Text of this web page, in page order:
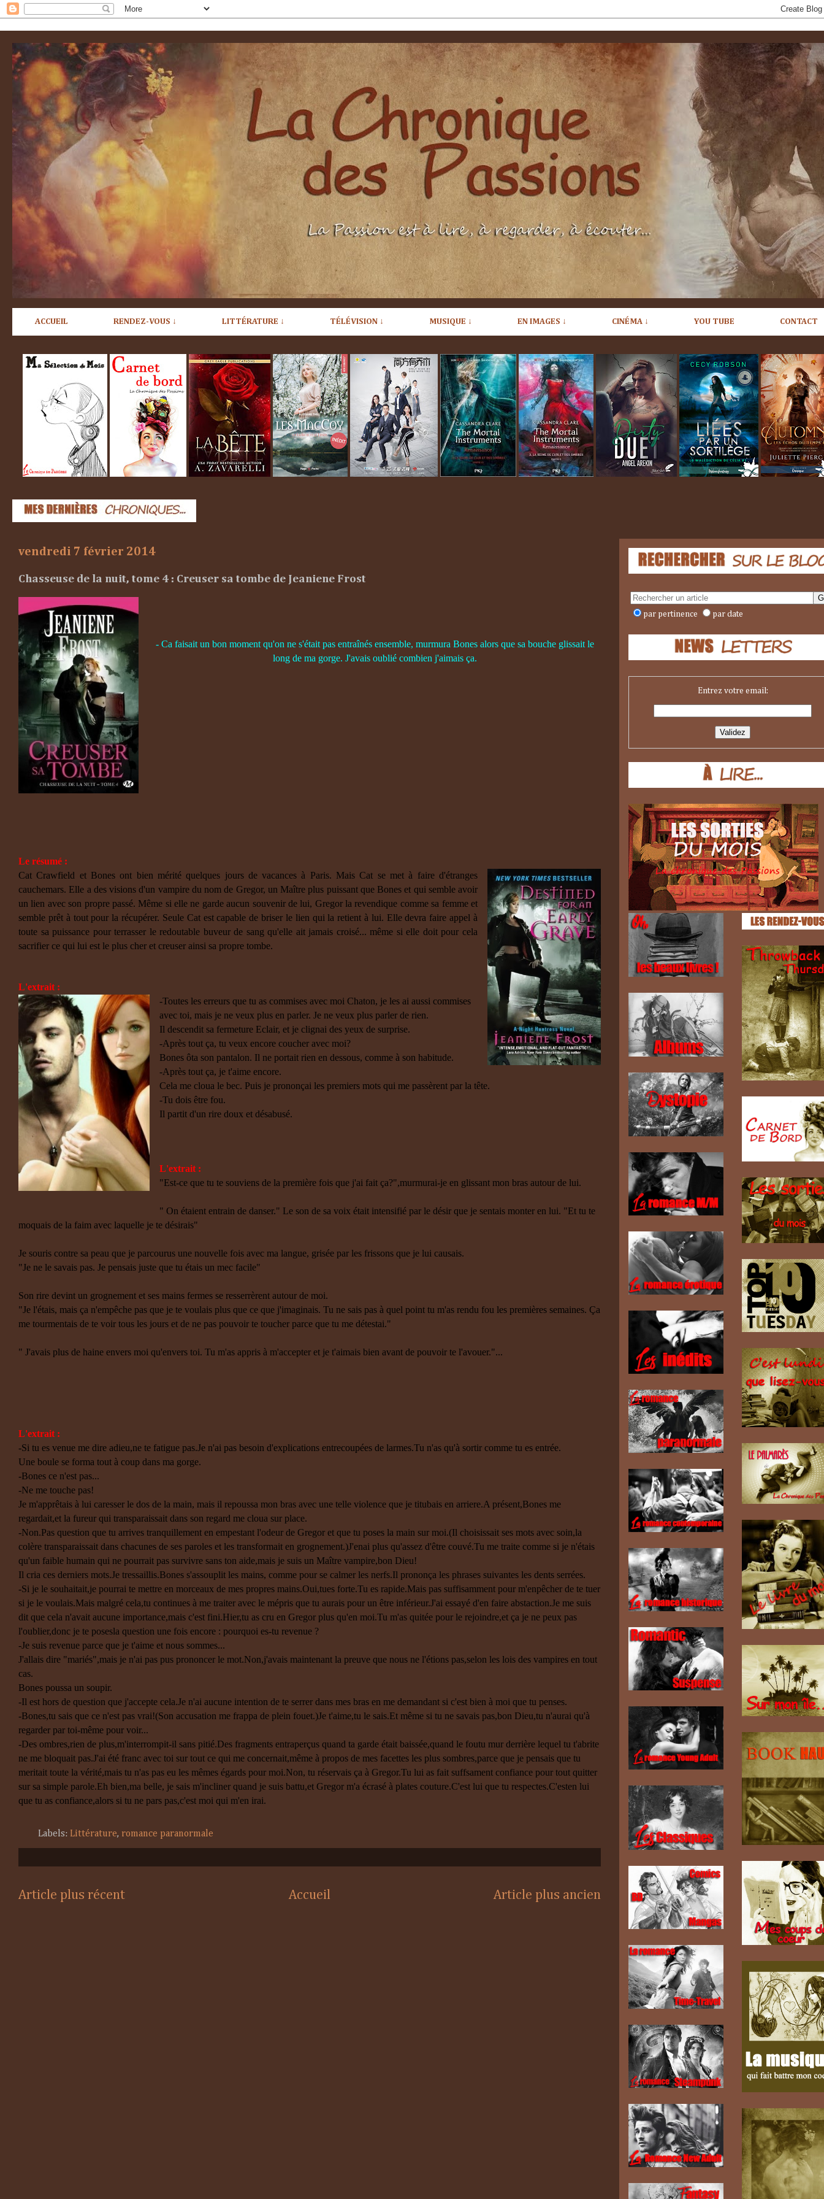
ACCUEIL RENDEZ-VOUS ↓ LITTÉRATURE ↓ TÉLÉVISION ↓ MUSIQUE ↓ EN IMAGES ↓ CINÉMA ↓ YOU TUBE CONTACT
vendredi 7 février 2014
Chasseuse de la nuit, tome 4 : Creuser sa tombe de Jeaniene Frost
- Ca faisait un bon moment qu'on ne s'était pas entraînés ensemble, murmura Bones alors que sa bouche glissait le
long de ma gorge. J'avais oublié combien j'aimais ça.
Le résumé :
Cat Crawfield et Bones ont bien mérité quelques jours de vacances à Paris. Mais Cat se met à faire d'étranges
cauchemars. Elle a des visions d'un vampire du nom de Gregor, un Maître plus puissant que Bones et qui semble avoir
un lien avec son propre passé. Même si elle ne garde aucun souvenir de lui, Gregor la revendique comme sa femme et
semble prêt à tout pour la récupérer. Seule Cat est capable de briser le lien qui la retient à lui. Elle devra faire appel à
toute sa puissance pour terrasser le redoutable buveur de sang qu'elle ait jamais croisé... même si elle doit pour cela
sacrifier ce qui lui est le plus cher et creuser ainsi sa propre tombe.
L'extrait :
-Toutes les erreurs que tu as commises avec moi Chaton, je les ai aussi commises
avec toi, mais je ne veux plus en parler. Je ne veux plus parler de rien.
Il descendit sa fermeture Eclair, et je clignai des yeux de surprise.
-Après tout ça, tu veux encore coucher avec moi?
Bones ôta son pantalon. Il ne portait rien en dessous, comme à son habitude.
-Après tout ça, je t'aime encore.
Cela me cloua le bec. Puis je prononçai les premiers mots qui me passèrent par la tête.
-Tu dois être fou.
Il partit d'un rire doux et désabusé.
L'extrait :
"Est-ce que tu te souviens de la première fois que j'ai fait ça?",murmurai-je en glissant mon bras autour de lui.
" On étaient entrain de danser." Le son de sa voix était intensifié par le désir que je sentais monter en lui. "Et tu te
moquais de la faim avec laquelle je te désirais"
Je souris contre sa peau que je parcourus une nouvelle fois avec ma langue, grisée par les frissons que je lui causais.
"Je ne le savais pas. Je pensais juste que tu étais un mec facile"
Son rire devint un grognement et ses mains fermes se resserrèrent autour de moi.
"Je l'étais, mais ça n'empêche pas que je te voulais plus que ce que j'imaginais. Tu ne sais pas à quel point tu m'as rendu fou les premières semaines. Ça
me tourmentais de te voir tous les jours et de ne pas pouvoir te toucher parce que tu me détestai."
" J'avais plus de haine envers moi qu'envers toi. Tu m'as appris à m'accepter et je t'aimais bien avant de pouvoir te l'avouer."...
L'extrait :
-Si tu es venue me dire adieu,ne te fatigue pas.Je n'ai pas besoin d'explications entrecoupées de larmes.Tu n'as qu'à sortir comme tu es entrée.
Une boule se forma tout à coup dans ma gorge.
-Bones ce n'est pas...
-Ne me touche pas!
Je m'apprêtais à lui caresser le dos de la main, mais il repoussa mon bras avec une telle violence que je titubais en arriere.A présent,Bones me
regardait,et la fureur qui transparaissait dans son regard me cloua sur place.
-Non.Pas question que tu arrives tranquillement en empestant l'odeur de Gregor et que tu poses la main sur moi.(Il choisissait ses mots avec soin,la
colère transparaissait dans chacunes de ses paroles et les transformait en grognement.)J'enai plus qu'assez d'être couvé.Tu me traite comme si je n'étais
qu'un faible humain qui ne pourrait pas survivre sans ton aide,mais je suis un Maître vampire,bon Dieu!
Il cria ces derniers mots.Je tressaillis.Bones s'assouplit les mains, comme pour se calmer les nerfs.Il prononça les phrases suivantes les dents serrées.
-Si je le souhaitait,je pourrai te mettre en morceaux de mes propres mains.Oui,tues forte.Tu es rapide.Mais pas suffisamment pour m'enpêcher de te tuer
si je le voulais.Mais malgré cela,tu continues à me traiter avec le mépris que tu aurais pour un être inférieur.J'ai essayé d'en faire abstaction.Je me suis
dit que cela n'avait aucune importance,mais c'est fini.Hier,tu as cru en Gregor plus qu'en moi.Tu m'as quitée pour le rejoindre,et ça je ne peux pas
l'oublier,donc je te posesla question une fois encore : pourquoi es-tu revenue ?
-Je suis revenue parce que je t'aime et nous sommes...
J'allais dire "mariés",mais je n'ai pas pus prononcer le mot.Non,j'avais maintenant la preuve que nous ne l'étions pas,selon les lois des vampires en tout
cas.
Bones poussa un soupir.
-Il est hors de question que j'accepte cela.Je n'ai aucune intention de te serrer dans mes bras en me demandant si c'est bien à moi que tu penses.
-Bones,tu sais que ce n'est pas vrai!(Son accusation me frappa de plein fouet.)Je t'aime,tu le sais.Et même si tu ne savais pas,bon Dieu,tu n'aurai qu'à
regarder par toi-même pour voir...
-Des ombres,rien de plus,m'interrompit-il sans pitié.Des fragments entraperçus quand ta garde était baissée,quand le foutu mur derrière lequel tu t'abrite
ne me bloquait pas.J'ai été franc avec toi sur tout ce qui me concernait,même à propos de mes facettes les plus sombres,parce que je pensais que tu
meritait toute la vérité,mais tu n'as pas eu les mêmes égards pour moi.Non, tu réservais ça à Gregor.Tu lui as fait suffsament confiance pour tout quitter
sur sa simple parole.Eh bien,ma belle, je sais m'incliner quand je suis battu,et Gregor m'a écrasé à plates couture.C'est lui que tu respectes.C'esten lui
que tu as confiance,alors si tu ne pars pas,c'est moi qui m'en irai.
Labels: Littérature, romance paranormale
Article plus récent Article plus ancien
Accueil
par pertinence par date
Entrez votre email: